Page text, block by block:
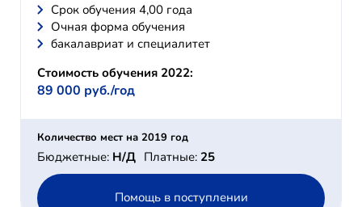
Cрок обучения 4,00 года
Очная форма обучения
бакалавриат и специалитет
Стоимость обучения 2022:
89 000 руб./год
Количество мест на 2019 год
Бюджетные: Н/Д Платные: 25
Помощь в поступлении